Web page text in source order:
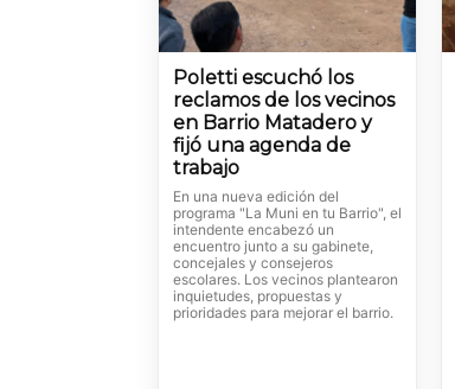
Poletti escuchó los
reclamos de los vecinos
en Barrio Matadero y
fijó una agenda de
trabajo
En una nueva edición del
programa "La Muni en tu Barrio", el
intendente encabezó un
encuentro junto a su gabinete,
concejales y consejeros
escolares. Los vecinos plantearon
inquietudes, propuestas y
prioridades para mejorar el barrio.